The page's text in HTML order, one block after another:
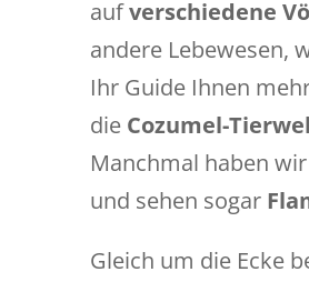
aufverschiedene
andere Lebewesen,
Ihr Guide Ihnen
die Cozumel-
Manchmal haben
und sehen sogar
Gleich um die Ecke